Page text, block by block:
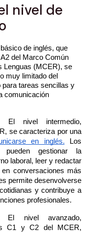
nivel de
de inglés, que
del Marco Común
Lenguas (MCER), se
muy limitado del
para tareas sencillas y
comunicación
El nivel intermedio,
se caracteriza por una
en inglés. Los
gestionar la
laboral, leer y redactar
conversaciones más
permite desenvolverse
y contribuye a
profesionales.
El nivel avanzado,
C1 y C2 del MCER,